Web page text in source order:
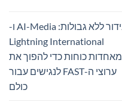
בידור ללא גבולות: AI-Media ו-
Lightning International
מאחדות כוחות כדי להפוך את
ערוצי ה-FAST לנגישים עבור
כולם